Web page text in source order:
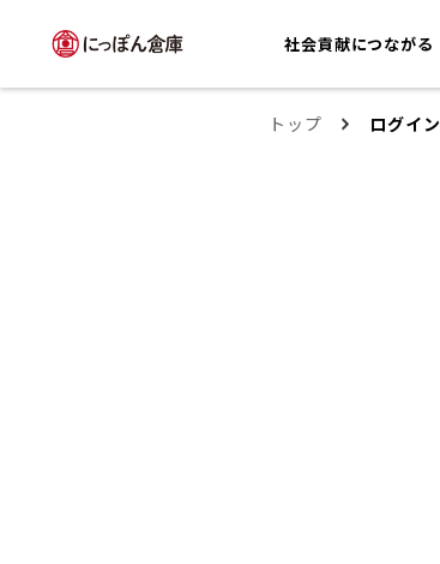
社会貢献につながる
トップ ログイン